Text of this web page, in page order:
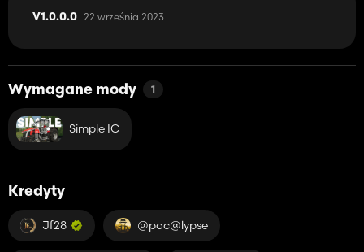
V1.0.0.0 22 września 2023
Wymagane mody 1
Simple IC
Kredyty
Jf28 @poc@lypse